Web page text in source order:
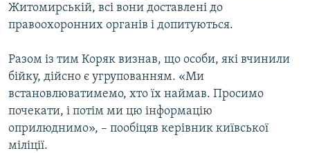
Житомирській, всі вони доставлені до
правоохоронних органів і допитуються.
Разом із тим Коряк визнав, що особи, які вчинили
бійку, дійсно є угрупованням. «Ми
встановлюватимемо, хто їх наймав. Просимо
почекати, і потім ми цю інформацію
оприлюднимо», – пообіцяв керівник київської
міліції.